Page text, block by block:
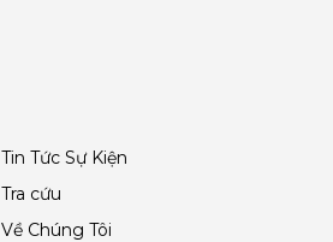
Tin Tức Sự Kiện
Tra cứu
Về Chúng Tôi